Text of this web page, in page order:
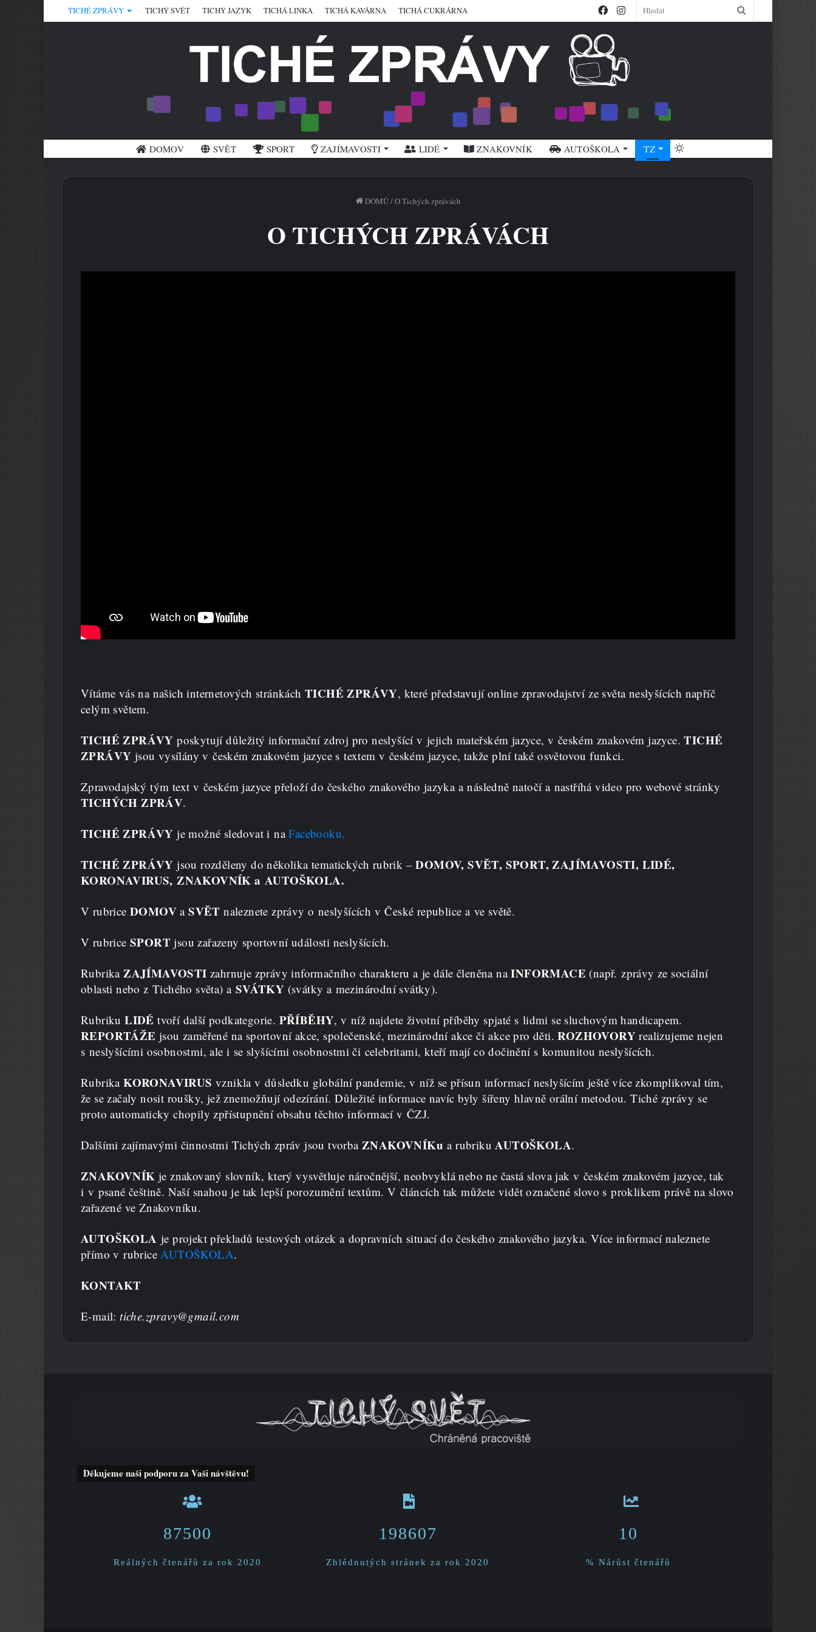
TICHÉ ZPRÁVY TICHÝ SVĚT TICHÝ JAZYK TICHÁ LINKA TICHÁ KAVÁRNA TICHÁ CUKRÁRNA Instagram
Facebook
DOMOV SVĚT SPORT ZAJÍMAVOSTI LIDÉ ZNAKOVNÍK AUTOŠKOLA TZ
DOMŮ/O Tichých zprávách
O TICHÝCH ZPRÁVÁCH
Vítáme vás na našich internetových stránkách TICHÉ ZPRÁVY, které představují online zpravodajství ze světa neslyšících napříč
celým světem.
TICHÉ ZPRÁVY poskytují důležitý informační zdroj pro neslyšící v jejich mateřském jazyce, v českém znakovém jazyce.TICHÉ
ZPRÁVY jsou vysílány v českém znakovém jazyce s textem v českém jazyce, takže plní také osvětovou funkci.
Zpravodajský tým text v českém jazyce přeloží do českého znakového jazyka a následně natočí a nastříhá video pro webové stránky
TICHÝCH ZPRÁV.
TICHÉ ZPRÁVY je možné sledovat i naFacebooku.
TICHÉ ZPRÁVY jsou rozděleny do několika tematických rubrik –DOMOV, SVĚT, SPORT, ZAJÍMAVOSTI, LIDÉ,
KORONAVIRUS, ZNAKOVNÍK a AUTOŠKOLA.
V rubrice DOMOVaSVĚT naleznete zprávy o neslyšících v České republice a ve světě.
V rubrice SPORT jsou zařazeny sportovní události neslyšících.
Rubrika ZAJÍMAVOSTI zahrnuje zprávy informačního charakteru a je dále členěna naINFORMACE (např. zprávy ze sociální
oblasti nebo z Tichého světa) a SVÁTKY (svátky a mezinárodní svátky).
RubrikuLIDÉ tvoří další podkategorie. PŘÍBĚHY, v níž najdete životní příběhy spjaté s lidmi se sluchovým handicapem.
REPORTÁŽE jsou zaměřené na sportovní akce, společenské, mezinárodní akce či akce pro děti.ROZHOVORY realizujeme nejen
s neslyšícími osobnostmi, ale i se slyšícími osobnostmi či celebritami, kteří mají co dočinění s komunitou neslyšících.
RubrikaKORONAVIRUS vznikla v důsledku globální pandemie, v níž se přísun informací neslyšícím ještě více zkomplikoval tím,
že se začaly nosit roušky, jež znemožňují odezírání. Důležité informace navíc byly šířeny hlavně orální metodou. Tiché zprávy se
proto automaticky chopily zpřístupnění obsahu těchto informací v ČZJ.
Dalšími zajímavými činnostmi Tichých zpráv jsou tvorba ZNAKOVNÍKua rubriku AUTOŠKOLA.
ZNAKOVNÍK je znakovaný slovník, který vysvětluje náročnější, neobvyklá nebo ne častá slova jak v českém znakovém jazyce, tak
i v psané češtině. Naší snahou je tak lepší porozumění textům. V článcích tak můžete vidět označené slovo s proklikem právě na slovo
zařazené ve Znakovníku.
AUTOŠKOLA je projekt překladů testových otázek a dopravních situací do českého znakového jazyka. Více informací naleznete
přímo v rubrice AUTOŠKOLA.
KONTAKT
E-mail:tiche.zpravy@gmail.com
Děkujeme naši podporu za Vaši návštěvu!
87500
Reálných čtenářů za rok 2020
198607
Zhlédnutých stránek za rok 2020
10
% Nárůst čtenářů